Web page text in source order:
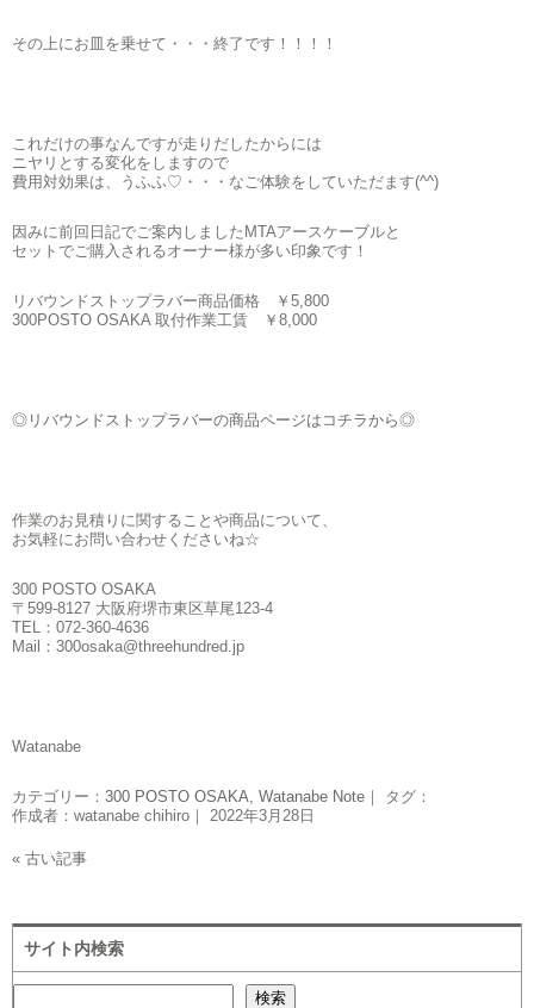
その上にお皿を乗せて・・・終了です！！！！
これだけの事なんですが走りだしたからには
ニヤリとする変化をしますので
費用対効果は、うふふ♡・・・なご体験をしていただます(^^)
因みに前回日記でご案内しましたMTAアースケーブルと
セットでご購入されるオーナー様が多い印象です！
リバウンドストップラバー商品価格 ￥5,800
300POSTO OSAKA 取付作業工賃 ￥8,000
◎リバウンドストップラバーの商品ページはコチラから◎
作業のお見積りに関することや商品について、
お気軽にお問い合わせくださいね☆
300 POSTO OSAKA
〒599-8127 大阪府堺市東区草尾123-4
TEL：072-360-4636
Mail：300osaka@threehundred.jp
Watanabe
カテゴリー： 300 POSTO OSAKA, Watanabe Note ｜ タグ：
作成者：watanabe chihiro｜ 2022年3月28日
« 古い記事
サイト内検索
検索